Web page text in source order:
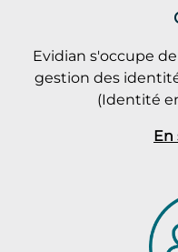
Evidian s'occupe
gestion des
(Identité
En